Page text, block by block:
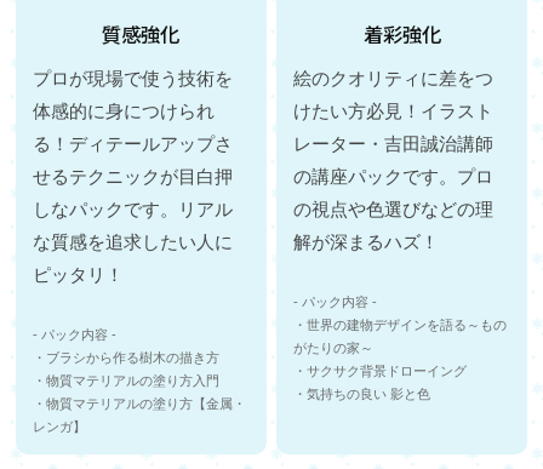
質感強化
プロが現場で使う技術を
体感的に身につけられ
る！ディテールアップさ
せるテクニックが目白押
しなパックです。リアル
な質感を追求したい人に
ピッタリ！
- パック内容 -
・ブラシから作る樹木の描き方
・物質マテリアルの塗り方入門
・物質マテリアルの塗り方【金属・
レンガ】
着彩強化
絵のクオリティに差をつ
けたい方必見！イラスト
レーター・吉田誠治講師
の講座パックです。プロ
の視点や色選びなどの理
解が深まるハズ！
- パック内容 -
・世界の建物デザインを語る～もの
がたりの家～
・サクサク背景ドローイング
・気持ちの良い 影と色